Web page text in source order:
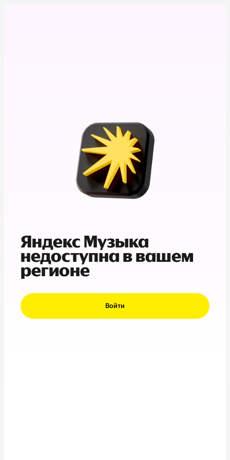
Яндекс Музыка
недоступна в вашем
регионе
Войти